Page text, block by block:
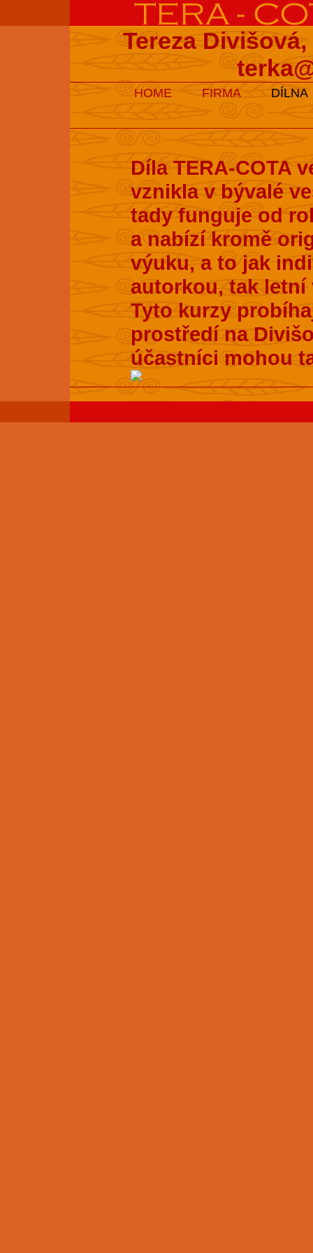
Tereza
HOME FIRMA DÍLNA
Díla TERA-COTA
vznikla v bývalé
tady funguje od
a nabízí kromě
výuku, a to jak
autorkou, tak letní
Tyto kurzy
prostředí na
účastníci mohou